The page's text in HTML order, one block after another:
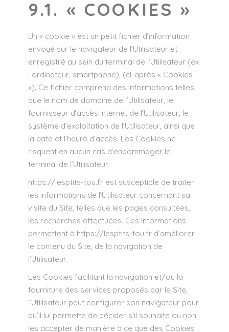
9.1. « COOKIES »
Un « cookie » est un petit fichier d’information
envoyé sur le navigateur de l’Utilisateur et
enregistré au sein du terminal de l’Utilisateur (ex
: ordinateur, smartphone), (ci-après « Cookies
»). Ce fichier comprend des informations telles
que le nom de domaine de l’Utilisateur, le
fournisseur d’accès Internet de l’Utilisateur, le
système d’exploitation de l’Utilisateur, ainsi que
la date et l’heure d’accès. Les Cookies ne
risquent en aucun cas d’endommager le
terminal de l’Utilisateur.
https://lesptits-tou.fr est susceptible de traiter
les informations de l’Utilisateur concernant sa
visite du Site, telles que les pages consultées,
les recherches effectuées. Ces informations
permettent à https://lesptits-tou.fr d’améliorer
le contenu du Site, de la navigation de
l’Utilisateur.
Les Cookies facilitant la navigation et/ou la
fourniture des services proposés par le Site,
l’Utilisateur peut configurer son navigateur pour
qu’il lui permette de décider s’il souhaite ou non
les accepter de manière à ce que des Cookies